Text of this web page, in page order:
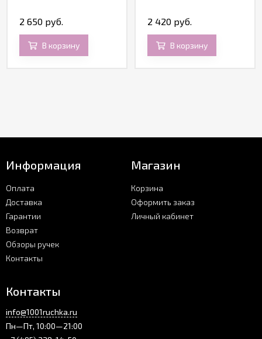
2 650 руб.
В корзину
2 420 руб.
В корзину
Информация
Оплата
Доставка
Гарантии
Возврат
Обзоры ручек
Контакты
Магазин
Корзина
Оформить заказ
Личный кабинет
Контакты
info@1001ruchka.ru
Пн—Пт, 10:00—21:00